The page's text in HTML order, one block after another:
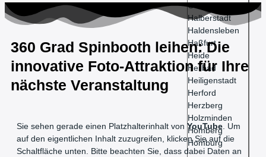
Güstrow
Halberstadt
Haldensleben
Haßfurt
Heide
Heilbad
Heiligenstadt
Herford
Herzberg
Holzminden
Homberg
Homburg
360 Grad Spinbooth leihen: Die
innovative Foto-Attraktion für Ihre
nächste Veranstaltung
Sie sehen gerade einen Platzhalterinhalt von YouTube. Um
auf den eigentlichen Inhalt zuzugreifen, klicken Sie auf die
Schaltfläche unten. Bitte beachten Sie, dass dabei Daten an